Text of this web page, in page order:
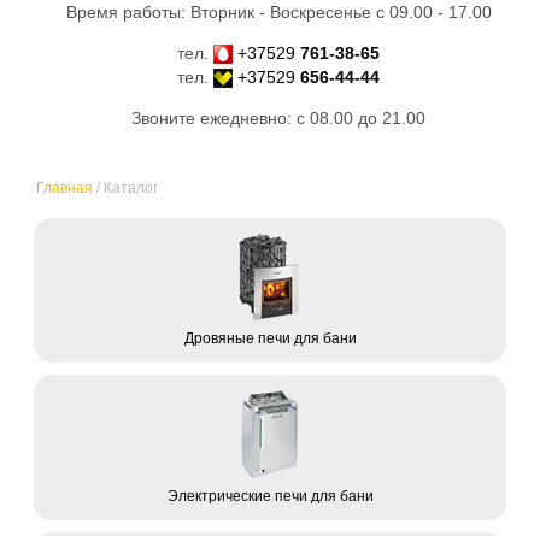
Главная / Каталог
Дровяные печи для бани
Электрические печи для бани
Время работы: Вторник - Воскресенье с 09.00 - 17.00
тел. +37529 761-38-65
тел.
+37529 656-44-44
Звоните ежедневно: с 08.00 до 21.00